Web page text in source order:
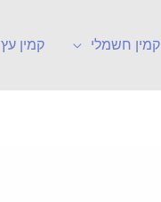
קמין חשמלי קמין עץ